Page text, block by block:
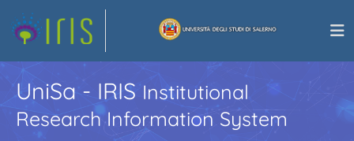
UniSa - IRISInstitutional
Research Information System